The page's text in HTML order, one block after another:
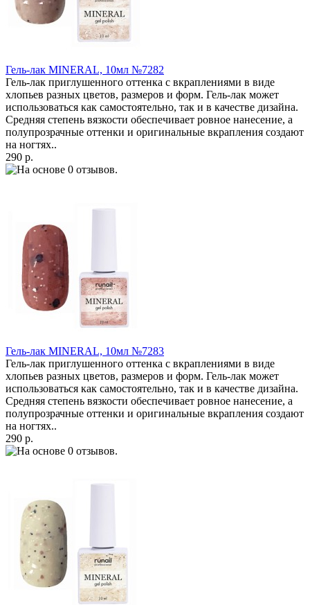
Гель-лак MINERAL, 10мл №7282
Гель-лак приглушенного оттенка с вкраплениями в виде
хлопьев разных цветов, размеров и форм. Гель-лак может
использоваться как самостоятельно, так и в качестве дизайна.
Средняя степень вязкости обеспечивает ровное нанесение, а
полупрозрачные оттенки и оригинальные вкрапления создают
на ногтях..
290 р.
Гель-лак MINERAL, 10мл №7283
Гель-лак приглушенного оттенка с вкраплениями в виде
хлопьев разных цветов, размеров и форм. Гель-лак может
использоваться как самостоятельно, так и в качестве дизайна.
Средняя степень вязкости обеспечивает ровное нанесение, а
полупрозрачные оттенки и оригинальные вкрапления создают
на ногтях..
290 р.